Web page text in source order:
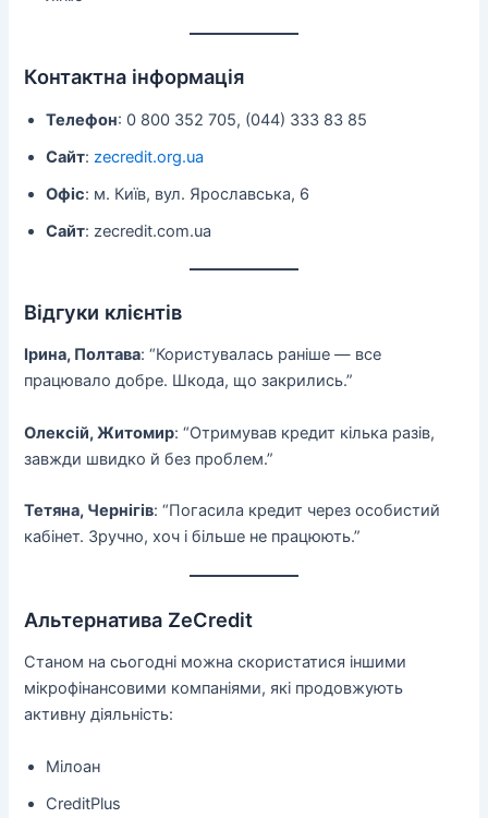
Контактна інформація
Телефон: 0 800 352 705, (044) 333 83 85
Сайт:zecredit.org.ua
Офіс: м. Київ, вул. Ярославська, 6
Сайт: zecredit.com.ua
Відгуки клієнтів
Ірина, Полтава: “Користувалась раніше — все
працювало добре. Шкода, що закрились.”
Олексій, Житомир: “Отримував кредит кілька разів,
завжди швидко й без проблем.”
Тетяна, Чернігів: “Погасила кредит через особистий
кабінет. Зручно, хоч і більше не працюють.”
Альтернатива ZeCredit
Станом на сьогодні можна скористатися іншими
мікрофінансовими компаніями, які продовжують
активну діяльність:
Мілоан
CreditPlus